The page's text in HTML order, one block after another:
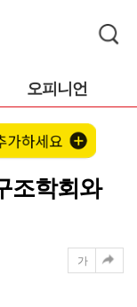
오피니언
조학회와
가